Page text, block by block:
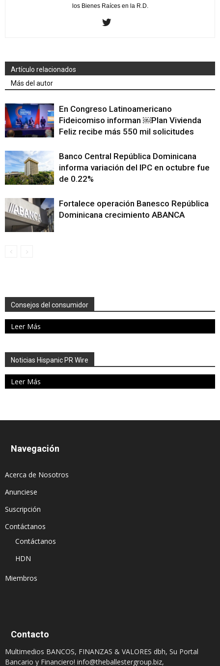
los Bienes Raíces en la R.D.
Artículo relacionados
Más del autor
En Congreso Latinoamericano
Fideicomiso informan ￼Plan Vivienda
Feliz recibe más 550 mil solicitudes
Banco Central República Dominicana
informa variación del IPC en octubre fue
de 0.22%
Fortalece operación Banesco República
Dominicana crecimiento ABANCA
Consejos del consumidor
Leer Más
Noticias Hispanic PR Wire
Leer Más
Navegación
Acerca de Nosotros
Anunciese
Suscripción
Contáctanos
Contáctanos
HDN
Miembros
Contacto
Multimedios BANCOS, FINANZAS & VALORES dbh, Su Portal
Bancario y Financiero! info@theballestergroup.biz,